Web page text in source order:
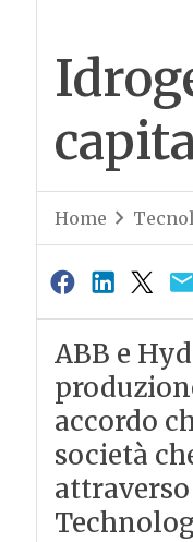
Home
ABB e
accordo
società